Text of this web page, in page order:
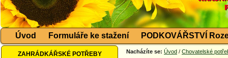
Úvod Formuláře ke stažení PODKOVÁŘSTVÍ
ZAHRÁDKÁŘSKÉ POTŘEBY Nacházíte se: Úvod / Chovatelské